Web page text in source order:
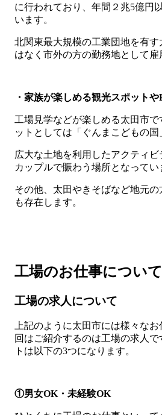
に行われており、年間２兆5億円
います。
北関東最大規模の工業団地を有
はなく市外の方の勤務地として雇
・家族が楽しめる観光スポットや
工場見学などが楽しめる太田市
ットとしては「ぐんまこどもの国
広大な土地を利用したアクティ
カップルで賑わう場所となってい
その他、太田やきそばなど地元
も存在します。
工場のお仕事について
工場の求人について
上記のように太田市には様々な
回はご紹介するのは工場の求人
トは以下の3つになります。
①男女OK・未経験OK